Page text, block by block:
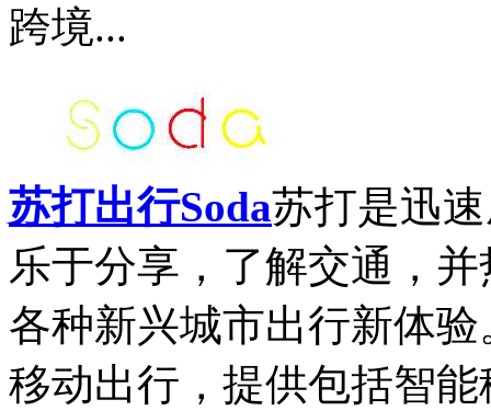
跨境...
苏打出行Soda苏打是迅
乐于分享，了解交通，
各种新兴城市出行新体
移动出行，提供包括智